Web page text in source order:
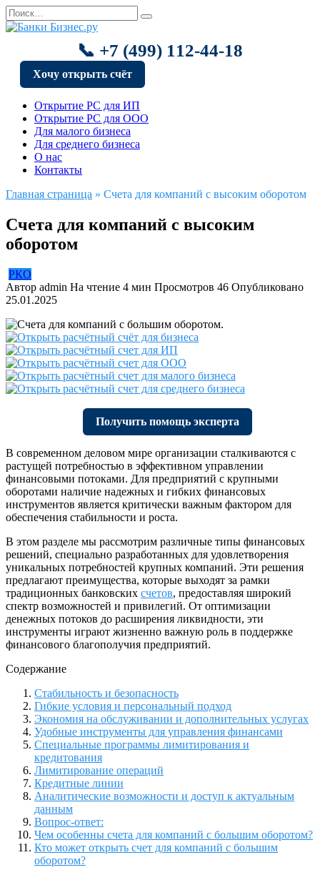
Перейти
к
Search
for:
📞 +7 (499) 112-44-18
Хочу открыть счёт
Открытие РС для ИП
Открытие РС для ООО
Для малого бизнеса
Для среднего бизнеса
О нас
Контакты
Главная страница » Счета для компаний с высоким оборотом
Счета для компаний с высоким
оборотом
РКО
Автор admin На чтение 4 мин Просмотров 46 Опубликовано
25.01.2025
Получить помощь эксперта
В современном деловом мире организации сталкиваются с
растущей потребностью в эффективном управлении
финансовыми потоками. Для предприятий с крупными
оборотами наличие надежных и гибких финансовых
инструментов является критически важным фактором для
обеспечения стабильности и роста.
В этом разделе мы рассмотрим различные типы финансовых
решений, специально разработанных для удовлетворения
уникальных потребностей крупных компаний. Эти решения
предлагают преимущества, которые выходят за рамки
традиционных банковских счетов, предоставляя широкий
спектр возможностей и привилегий. От оптимизации
денежных потоков до расширения ликвидности, эти
инструменты играют жизненно важную роль в поддержке
финансового благополучия предприятий.
Содержание
Стабильность и безопасность
Гибкие условия и персональный подход
Экономия на обслуживании и дополнительных услугах
Удобные инструменты для управления финансами
Специальные программы лимитирования и
кредитования
Лимитирование операций
Кредитные линии
Аналитические возможности и доступ к актуальным
данным
Вопрос-ответ:
Чем особенны счета для компаний с большим оборотом?
Кто может открыть счет для компаний с большим
оборотом?